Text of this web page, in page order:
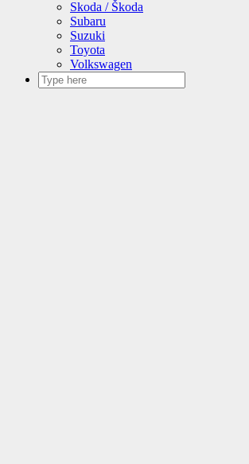
Skoda / Škoda
Subaru
Suzuki
Toyota
Volkswagen